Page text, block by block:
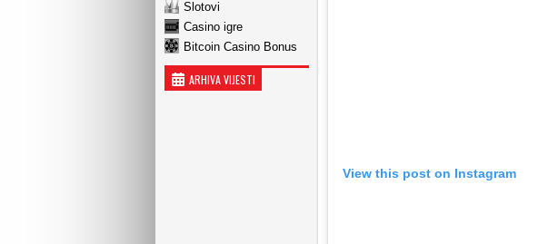
Slotovi
Casino igre
Bitcoin Casino Bonus
ARHIVA VIJESTI
View this post on Instagram